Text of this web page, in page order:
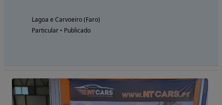
Lagoa e Carvoeiro (Faro)
Particular • Publicado